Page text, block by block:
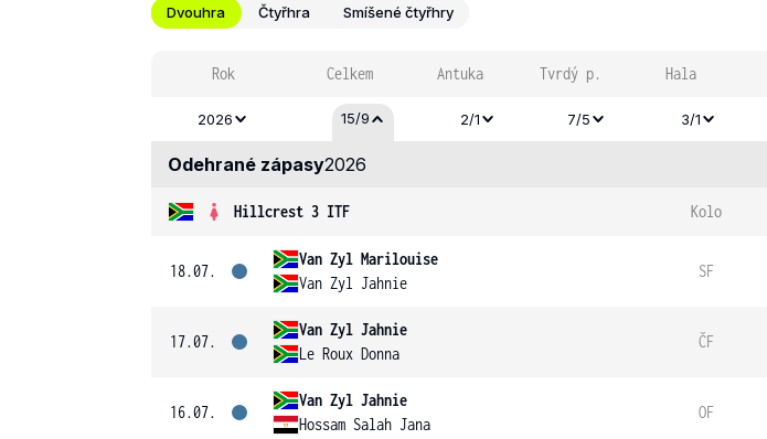
Dvouhra Čtyřhra Smíšené čtyřhry
Rok Celkem Antuka Tvrdý p. Hala
2026 15/9 2/1 7/5 3/1
Odehrané zápasy2026
Hillcrest 3 ITF Kolo
18.07.
Van Zyl Marilouise
Van Zyl Jahnie
SF
17.07.
Van Zyl Jahnie
Le Roux Donna
ČF
16.07.
Van Zyl Jahnie
Hossam Salah Jana
OF